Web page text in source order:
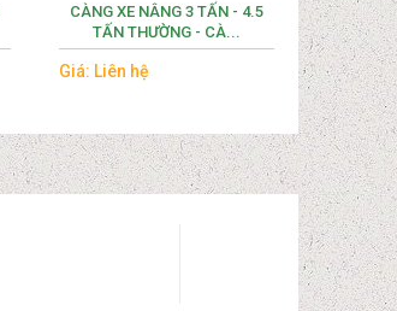
CÀNG XE NÂNG 3 TẤN - 4.5
TẤN THƯỜNG - CÀ...
Giá: Liên hệ